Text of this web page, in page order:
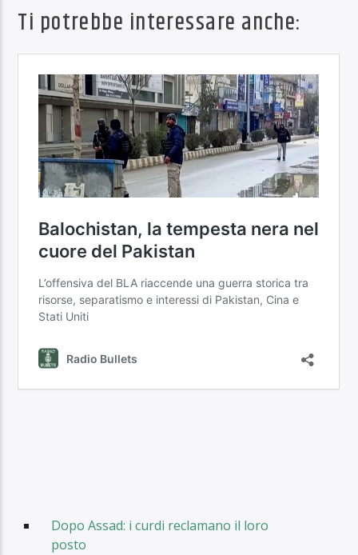
Ti potrebbe interessare anche:
Dopo Assad: i curdi reclamano il loro
posto